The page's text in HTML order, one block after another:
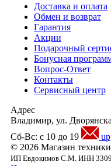
Доставка и оплата
Обмен и возврат
Гарантия
Акции
Подарочный
Бонусная
Вопрос-Ответ
Контакты
Сервисный центр
Адрес
Владимир, ул.
Сб-Вс: с 10 до 19
© 2026 Магазин
ИП Евдокимов С.М. ИНН